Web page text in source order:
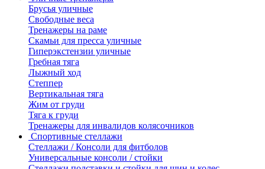
Брусья уличные
Свободные веса
Тренажеры на раме
Скамьи для пресса уличные
Гиперэкстензии уличные
Гребная тяга
Лыжный ход
Степпер
Вертикальная тяга
Жим от груди
Тяга к груди
Тренажеры для инвалидов колясочников
Спортивные стеллажи
Стеллажи / Консоли для фитболов
Универсальные консоли / стойки